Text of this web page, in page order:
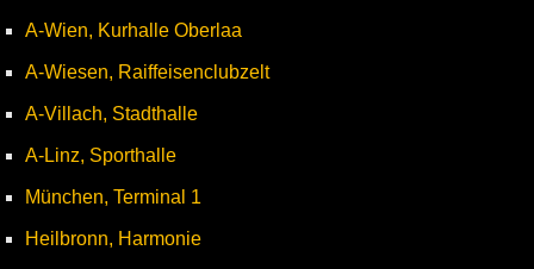
A-Wien, Kurhalle Oberlaa
A-Wiesen, Raiffeisenclubzelt
A-Villach, Stadthalle
A-Linz, Sporthalle
München, Terminal 1
Heilbronn, Harmonie